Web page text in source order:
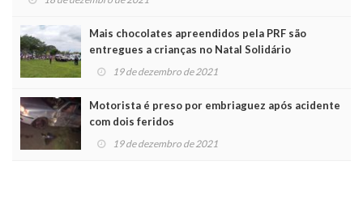
Mais chocolates apreendidos pela PRF são
entregues a crianças no Natal Solidário
19 de dezembro de 2021
Motorista é preso por embriaguez após acidente
com dois feridos
19 de dezembro de 2021